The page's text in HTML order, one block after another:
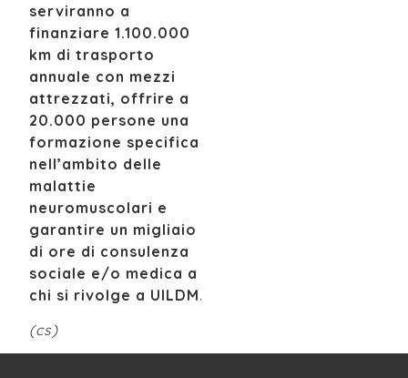
serviranno a
finanziare 1.100.000
km di trasporto
annuale con mezzi
attrezzati, offrire a
20.000 persone una
formazione specifica
nell’ambito delle
malattie
neuromuscolari e
garantire un migliaio
di ore di consulenza
sociale e/o medica a
chi si rivolge a UILDM.
(cs)